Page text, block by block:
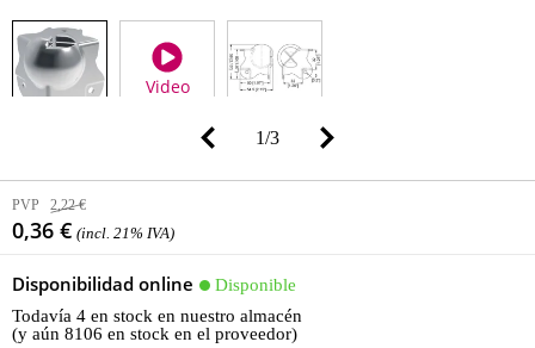
Video
1/3
PVP 2,22 €
0,36 € (incl. 21% IVA)
Disponibilidad online
Disponible
Todavía 4 en stock en nuestro almacén
(y aún 8106 en stock en el proveedor)